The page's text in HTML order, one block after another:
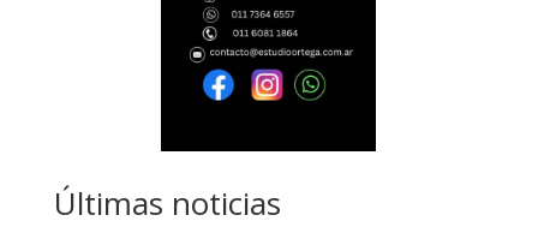
Últimas noticias